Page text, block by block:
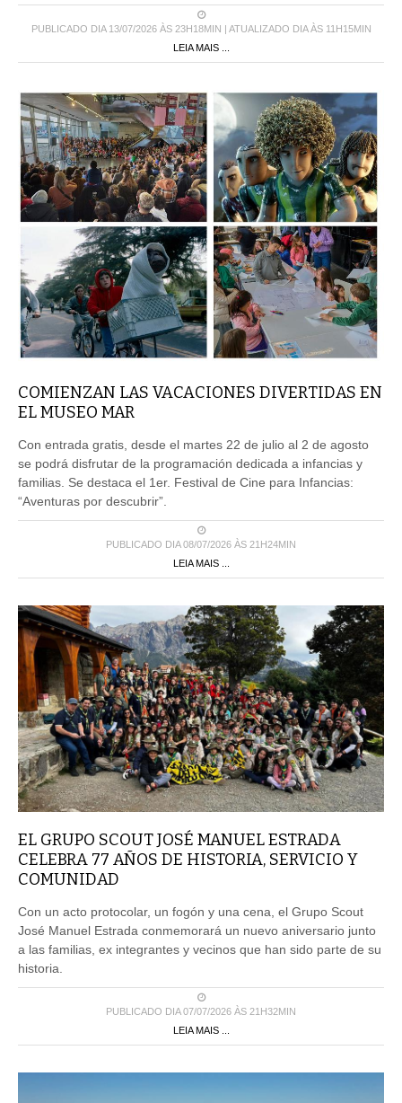
PUBLICADO DIA 13/07/2026 ÀS 23H18MIN | ATUALIZADO DIA ÀS 11H15MIN
LEIA MAIS ...
COMIENZAN LAS VACACIONES DIVERTIDAS EN
EL MUSEO MAR
Con entrada gratis, desde el martes 22 de julio al 2 de agosto
se podrá disfrutar de la programación dedicada a infancias y
familias. Se destaca el 1er. Festival de Cine para Infancias:
“Aventuras por descubrir”.
PUBLICADO DIA 08/07/2026 ÀS 21H24MIN
LEIA MAIS ...
EL GRUPO SCOUT JOSÉ MANUEL ESTRADA
CELEBRA 77 AÑOS DE HISTORIA, SERVICIO Y
COMUNIDAD
Con un acto protocolar, un fogón y una cena, el Grupo Scout
José Manuel Estrada conmemorará un nuevo aniversario junto
a las familias, ex integrantes y vecinos que han sido parte de su
historia.
PUBLICADO DIA 07/07/2026 ÀS 21H32MIN
LEIA MAIS ...